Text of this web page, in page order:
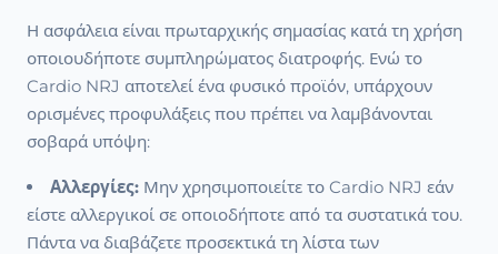
Η ασφάλεια είναι πρωταρχικής σημασίας κατά τη χρήση
οποιουδήποτε συμπληρώματος διατροφής. Ενώ το
Cardio NRJ αποτελεί ένα φυσικό προϊόν, υπάρχουν
ορισμένες προφυλάξεις που πρέπει να λαμβάνονται
σοβαρά υπόψη:
Αλλεργίες: Μην χρησιμοποιείτε το Cardio NRJ εάν
είστε αλλεργικοί σε οποιοδήποτε από τα συστατικά του.
Πάντα να διαβάζετε προσεκτικά τη λίστα των